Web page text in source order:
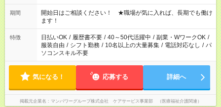
20:00 など 残業なし！ ※Wワークの場合、他のお仕事と合わせ
週40時間超の就業はご案内できません ※法令に基づき、週20時
間以上勤務は社会保険への加入対象となります ※労働者派遣法
（日雇い派遣の原則禁止）により、短時間・短期間の就業はご
案内が難しい場合があります
期間
開始日はご相談ください！ ★職場が気に入れば、長期でも働け
ます！
特徴 日払いOK / 履歴書不要 / 40～50代活躍中 / 副業・WワークOK /
服装自由 / シフト勤務 / 10名以上の大量募集 / 電話対応なし / パ
ソコンスキル不要
気になる！ 応募する 詳細へ
掲載元企業名 マンパワーグループ株式会社 ケアサービス事業部 （医療福祉介護関連）